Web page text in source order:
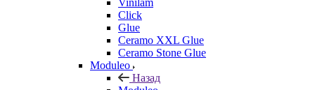
Vinilam
Click
Glue
Ceramo XXL Glue
Ceramo Stone Glue
Moduleo
Назад